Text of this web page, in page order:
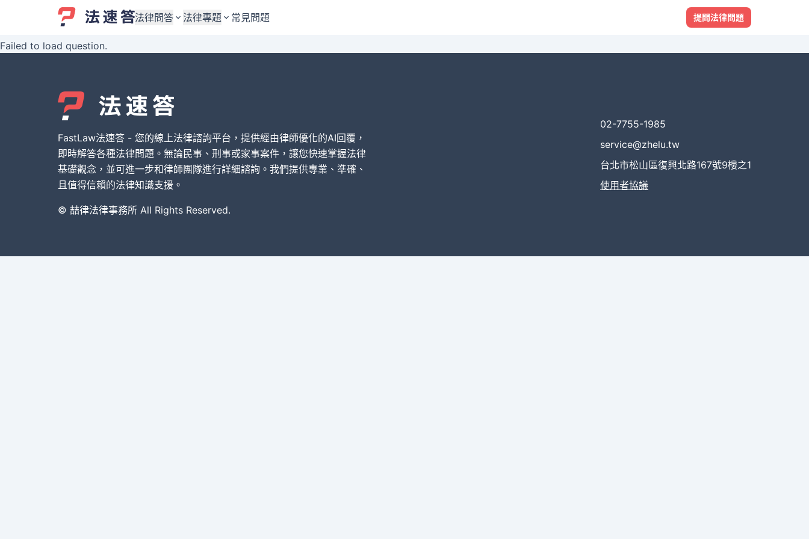
法律問答
婚姻與監護權
債務與債權
刑事犯罪案件
其他案件類型
法律專題
婚姻與監護權
債務與債權
刑事犯罪案件
其他案件類型
常見問題 提問法律問題
Failed to load question.
FastLaw法速答 - 您的線上法律諮詢平台，提供經由律師優化的AI回覆，
即時解答各種法律問題。無論民事、刑事或家事案件，讓您快速掌握法律
基礎觀念，並可進一步和律師團隊進行詳細諮詢。我們提供專業、準確、
且值得信賴的法律知識支援。
© 喆律法律事務所 All Rights Reserved.
02-7755-1985
service@zhelu.tw
台北市松山區復興北路167號9樓之1
使用者協議